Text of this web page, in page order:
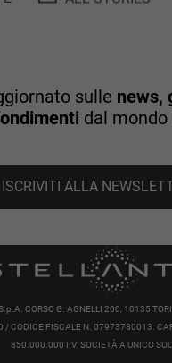
sulle news,
dal
ISCRIVITI ALLA
CORSO G. AGNELLI 200, 10135
/ CODICE FISCALE N. 07973780013.
850.000.000 I.V. SOCIETÀ A UNICO